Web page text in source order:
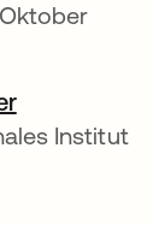
in einer
Institut